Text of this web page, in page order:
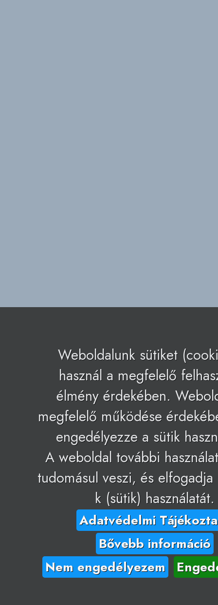
Weboldalunk sütiket
használ a megfelelő
élmény érdekében.
megfelelő működése
engedélyezze a sütik
A weboldal további
tudomásul veszi, és
k (sütik) használatát.
Adatvédelmi
Bővebb információ
Nem engedélyezem